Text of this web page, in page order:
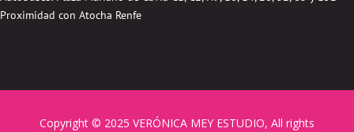
Proximidad con Atocha Renfe
Copyright © 2025 VERÓNICA MEY ESTUDIO, All rights